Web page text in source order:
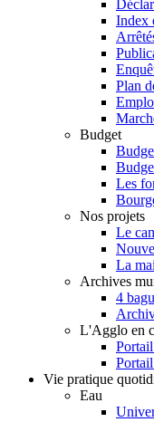
Index
Plan
Budget
Les
Nos projets
Le
La
Archives
4
L'Agglo en
Vie pratique
Eau